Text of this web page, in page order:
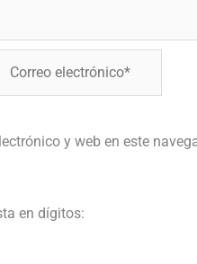
y web en este
en dígitos: